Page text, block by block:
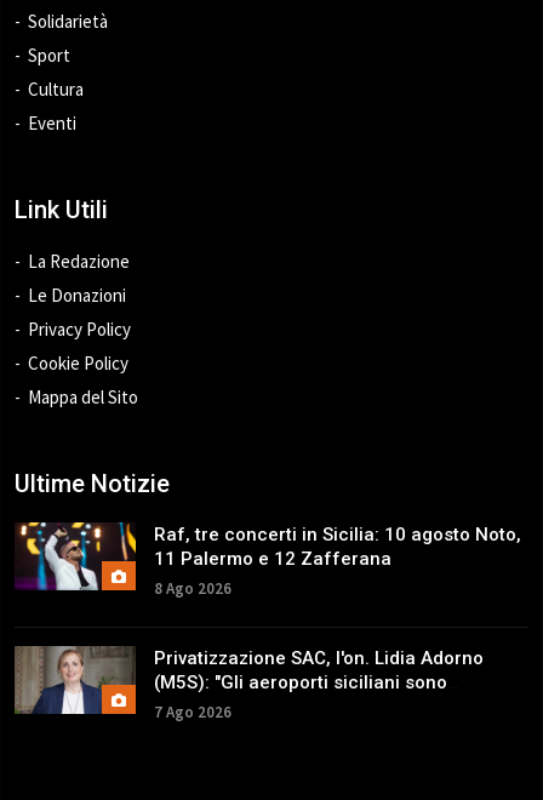
Solidarietà
Sport
Cultura
Eventi
Link Utili
La Redazione
Le Donazioni
Privacy Policy
Cookie Policy
Mappa del Sito
Ultime Notizie
Raf, tre concerti in Sicilia: 10 agosto Noto,
11 Palermo e 12 Zafferana
8 Ago 2026
Privatizzazione SAC, l'on. Lidia Adorno
(M5S): "Gli aeroporti siciliani sono
patrimonio strategico"
7 Ago 2026